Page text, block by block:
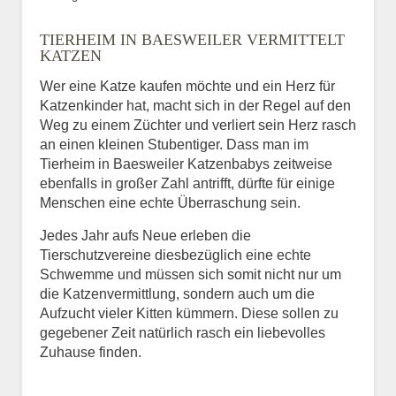
BILD HOCHLADEN
Vermisst seit
Ort des Verschwindens
TIERHEIM IN BAESWEILER VERMITTELT
KATZEN
Wer eine Katze kaufen möchte und ein Herz für
Katzenkinder hat, macht sich in der Regel auf den
Weg zu einem Züchter und verliert sein Herz rasch
an einen kleinen Stubentiger. Dass man im
Tierheim in Baesweiler Katzenbabys zeitweise
ebenfalls in großer Zahl antrifft, dürfte für einige
Menschen eine echte Überraschung sein.
Jedes Jahr aufs Neue erleben die
Tierschutzvereine diesbezüglich eine echte
Schwemme und müssen sich somit nicht nur um
die Katzenvermittlung, sondern auch um die
Aufzucht vieler Kitten kümmern. Diese sollen zu
gegebener Zeit natürlich rasch ein liebevolles
Zuhause finden.